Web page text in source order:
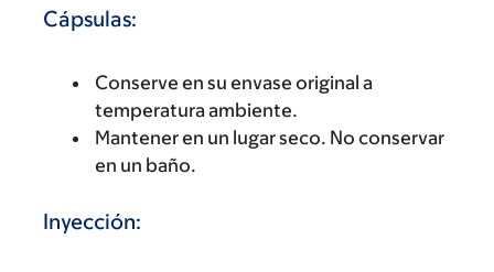
Cápsulas:
Conserve en su envase original a
temperatura ambiente.
Mantener en un lugar seco. No conservar
en un baño.
Inyección: